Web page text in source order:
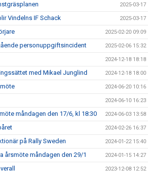
2025-03-17
Vindelns IF Schack 2025-03-17
2025-02-20 09:09
personuppgiftsincident 2025-02-06 15:32
2024-12-18 18:18
med Mikael Junglind 2024-12-18 18:00
2024-06-20 10:16
2024-06-10 16:23
måndagen den 17/6, kl 18:30 2024-06-03 13:58
2024-02-26 16:37
på Rally Sweden 2024-01-22 15:40
årsmöte måndagen den 29/1 2024-01-15 14:27
2023-12-08 12:52